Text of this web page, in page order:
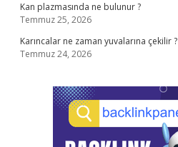
Kan plazmasında ne bulunur ?
Temmuz 25, 2026
Karıncalar ne zaman yuvalarına çekilir ?
Temmuz 24, 2026